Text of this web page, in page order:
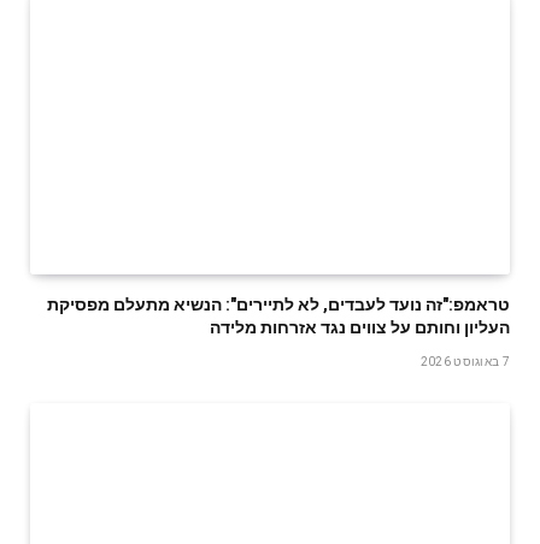
טראמפ:"זה נועד לעבדים, לא לתיירים": הנשיא מתעלם מפסיקת
העליון וחותם על צווים נגד אזרחות מלידה
7 באוגוסט 2026